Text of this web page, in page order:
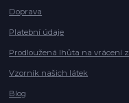
Doprava
Platební údaje
Prodloužená lhůta na vrácení
Vzorník našich látek
Blog